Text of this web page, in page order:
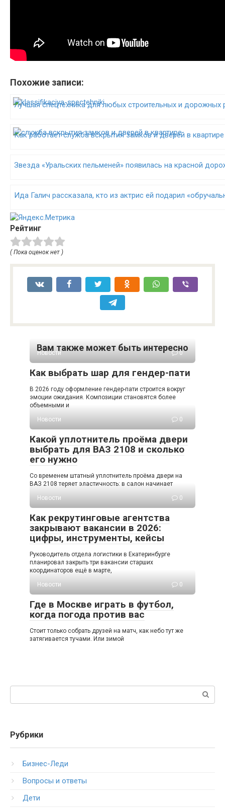
Похожие записи:
Лучшая спецтехника для любых строительных и дорожных
Как работает служба вскрытия замков и дверей в квартире
Звезда «Уральских пельменей» появилась на красной
Ида Галич рассказала, кто из актрис ей подарил
Рейтинг
( Пока оценок нет )
Вам также может быть интересно
Новости 0
Как выбрать шар для гендер-пати
В 2026 году оформление гендер-пати строится вокруг
эмоции ожидания. Композиции становятся более
объемными и
Новости
0
Какой уплотнитель проёма двери
выбрать для ВАЗ 2108 и сколько
его нужно
Со временем штатный уплотнитель проёма двери на
ВАЗ 2108 теряет эластичность: в салон начинает
Новости
0
Как рекрутинговые агентства
закрывают вакансии в 2026:
цифры, инструменты, кейсы
Руководитель отдела логистики в Екатеринбурге
планировал закрыть три вакансии старших
координаторов ещё в марте,
Новости
0
Где в Москве играть в футбол,
когда погода против вас
Стоит только собрать друзей на матч, как небо тут же
затягивается тучами. Или зимой
Рубрики
Бизнес-Леди
Вопросы и ответы
Дети